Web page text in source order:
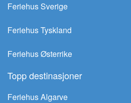
Feriehus Sverige
Feriehus Tyskland
Feriehus Østerrike
Topp destinasjoner
Feriehus Algarve